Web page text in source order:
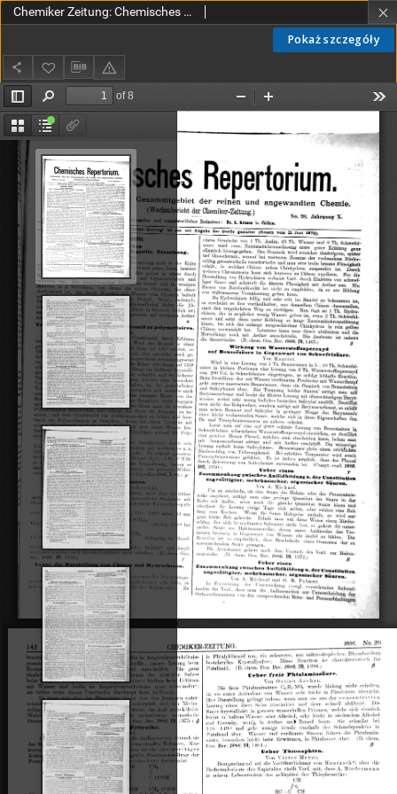
Pokaż szczegóły
Chemiker Zeitung: Chemisches Repertorium Jg. 10 Nr. 20 (1886)